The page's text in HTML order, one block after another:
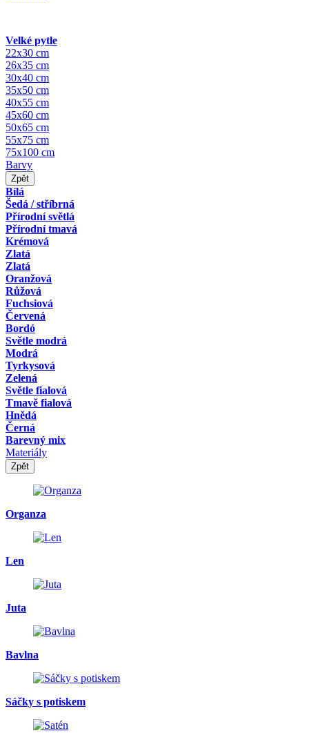
Velké pytle
22x30 cm
26x35 cm
30x40 cm
35x50 cm
40x55 cm
45x60 cm
50x65 cm
55x75 cm
75x100 cm
Barvy
Zpět
Bílá
Šedá / stříbrná
Přírodní světlá
Přírodní tmavá
Krémová
Zlatá
Zlatá
Oranžová
Růžová
Fuchsiová
Červená
Bordó
Světle modrá
Modrá
Tyrkysová
Zelená
Světle fialová
Tmavě fialová
Hnědá
Černá
Barevný mix
Materiály
Zpět
Organza
Len
Juta
Bavlna
Sáčky s potiskem